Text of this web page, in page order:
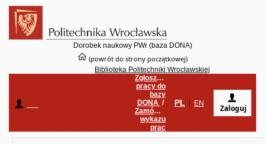
Dorobek naukowy PWr (baza DONA)
(powrót do strony początkowej)
Biblioteka Politechniki Wrocławskiej
Zgłoszenie
pracy do
bazy
DONA /
Zamówienie
wykazu
prac
PL EN Zaloguj